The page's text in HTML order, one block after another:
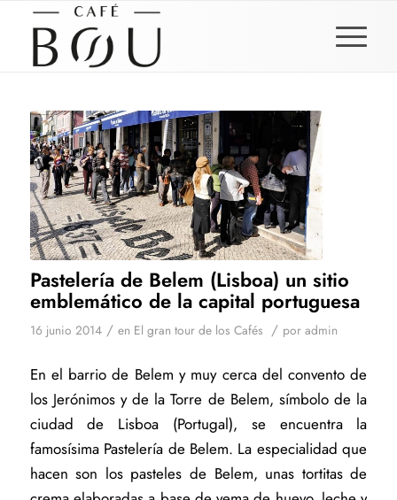
Pastelería de Belem (Lisboa) un sitio
emblemático de la capital portuguesa
16 junio 2014 / en El gran tour de los Cafés / por admin
En el barrio de Belem y muy cerca del convento de
los Jerónimos y de la Torre de Belem, símbolo de la
ciudad de Lisboa (Portugal), se encuentra la
famosísima Pastelería de Belem. La especialidad que
hacen son los pasteles de Belem, unas tortitas de